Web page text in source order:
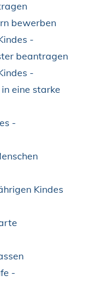
bewerben
-
beantragen
-
eine starke
-
Kindes
-